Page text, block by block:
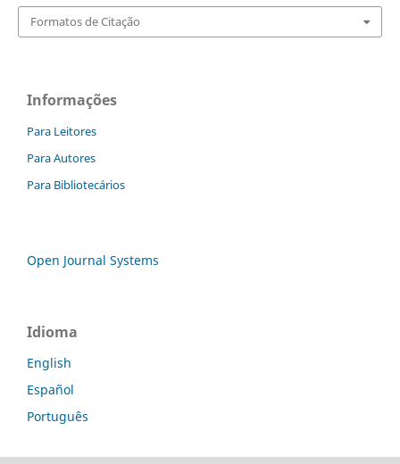
Formatos de Citação
Informações
Para Leitores
Para Autores
Para Bibliotecários
Open Journal Systems
Idioma
English
Español
Português